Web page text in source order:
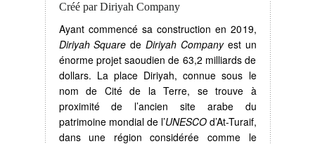
Créé par Diriyah Company
Ayant commencé sa construction en 2019,
Diriyah Square deDiriyah Companyest un
énorme projet saoudien de 63,2 milliards de
dollars. La place Diriyah, connue sous le
nom de Cité de la Terre, se trouve à
proximité de l’ancien site arabe du
patrimoine mondial de l’UNESCOd’At-Turaif,
dans une région considérée comme le